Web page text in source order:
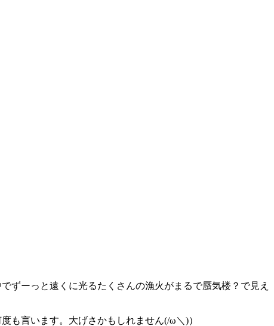
ずーっと遠くに光るたくさんの漁火がまるで蜃気楼？で見え
も言います。大げさかもしれません(/ω＼)）